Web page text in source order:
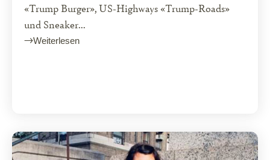
«Trump Burger», US-Highways «Trump-Roads»
und Sneaker...
Weiterlesen